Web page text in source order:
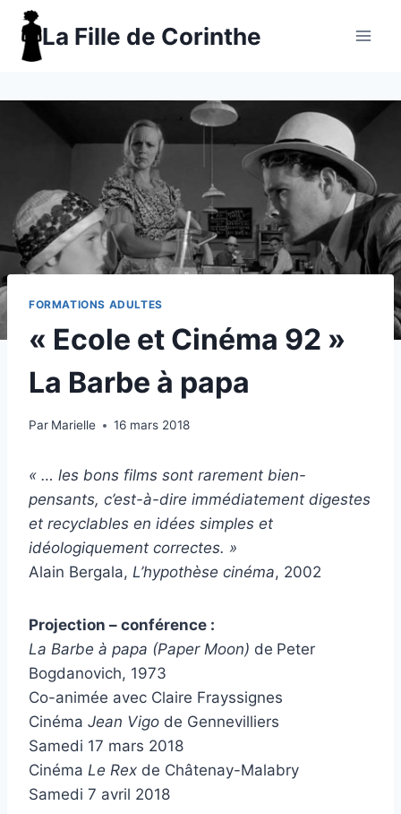
Aller
contenu
La Fille de Corinthe
FORMATIONS ADULTES
« Ecole et Cinéma 92 »
La Barbe à papa
Par Marielle 16 mars 2018
« … les bons films sont rarement bien-
pensants, c’est-à-dire immédiatement digestes
et recyclables en idées simples et
idéologiquement correctes. »
Alain Bergala, L’hypothèse cinéma, 2002
Projection – conférence :
La Barbe à papa (Paper Moon) de Peter
Bogdanovich, 1973
Co-animée avec Claire Frayssignes
Cinéma Jean Vigo de Gennevilliers
Samedi 17 mars 2018
Cinéma Le Rex de Châtenay-Malabry
Samedi 7 avril 2018